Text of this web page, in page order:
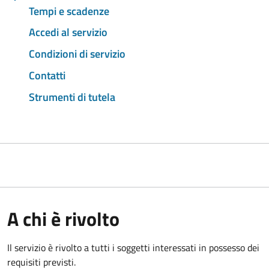
Tempi e scadenze
Accedi al servizio
Condizioni di servizio
Contatti
Strumenti di tutela
A chi è rivolto
Il servizio è rivolto a tutti i soggetti interessati in possesso dei
requisiti previsti.